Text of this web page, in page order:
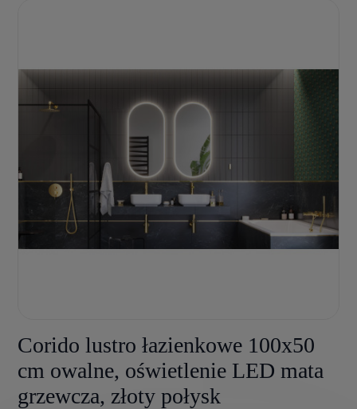
Corido lustro łazienkowe 100x50
cm owalne, oświetlenie LED mata
grzewcza, złoty połysk